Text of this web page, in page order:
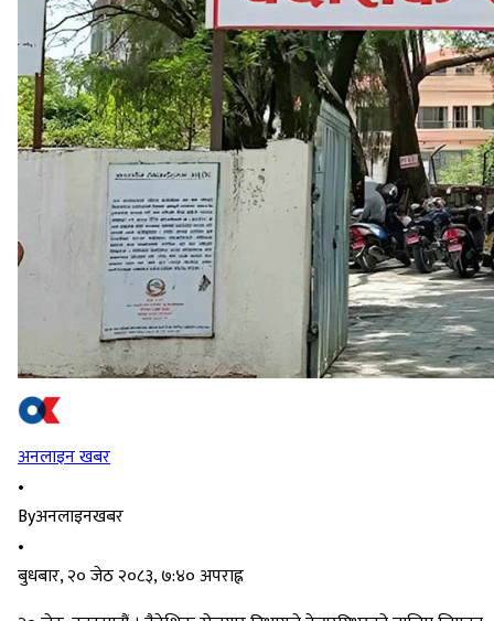
अनलाइन खबर
•
Byअनलाइनखबर
•
बुधबार, २० जेठ २०८३, ७:४० अपराह्न